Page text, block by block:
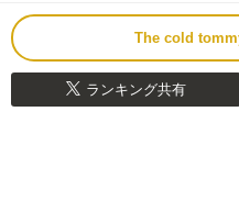
The cold
ランキング共有